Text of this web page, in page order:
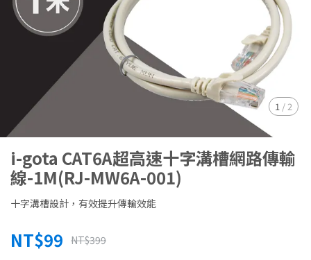
1 / 2
i-gota CAT6A超高速十字溝槽網路傳輸
線-1M(RJ-MW6A-001)
十字溝槽設計，有效提升傳輸效能
NT$99 NT$399